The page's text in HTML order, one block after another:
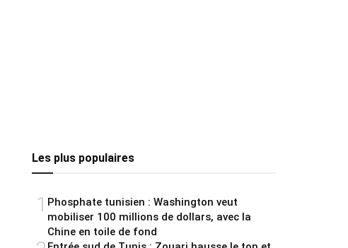
Les plus populaires
1 Phosphate tunisien : Washington veut
mobiliser 100 millions de dollars, avec la
Chine en toile de fond